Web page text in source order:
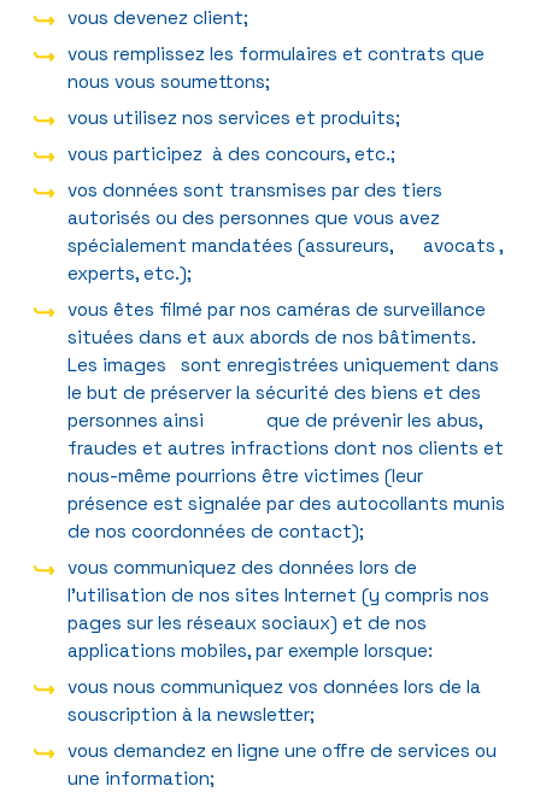
vous devenez client;
vous remplissez les formulaires et contrats que
nous vous soumettons;
vous utilisez nos services et produits;
vous participez à des concours, etc.;
vos données sont transmises par des tiers
autorisés ou des personnes que vous avez
spécialement mandatées (assureurs, avocats ,
experts, etc.);
vous êtes filmé par nos caméras de surveillance
situées dans et aux abords de nos bâtiments.
Les images sont enregistrées uniquement dans
le but de préserver la sécurité des biens et des
personnes ainsi que de prévenir les abus,
fraudes et autres infractions dont nos clients et
nous-même pourrions être victimes (leur
présence est signalée par des autocollants munis
de nos coordonnées de contact);
vous communiquez des données lors de
l’utilisation de nos sites Internet (y compris nos
pages sur les réseaux sociaux) et de nos
applications mobiles, par exemple lorsque:
vous nous communiquez vos données lors de la
souscription à la newsletter;
vous demandez en ligne une offre de services ou
une information;